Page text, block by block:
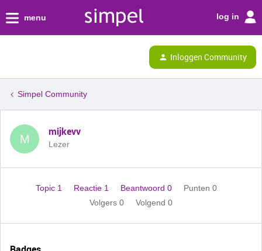
menu log in
Inloggen Community
Simpel Community
M
mijkevv
Lezer
Topic 1 Reactie 1 Beantwoord 0
Punten 0
Volgers 0 Volgend 0